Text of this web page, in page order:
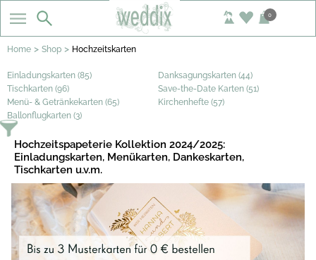
0
Home > Shop > Hochzeitskarten
Einladungskarten (85)
Danksagungskarten (44)
Tischkarten (96)
Save-the-Date Karten (51)
Menü- & Getränkekarten (65)
Kirchenhefte (57)
Ballonflugkarten (3)
Hochzeitspapeterie Kollektion 2024/2025:
Einladungskarten, Menükarten, Dankeskarten,
Tischkarten u.v.m.